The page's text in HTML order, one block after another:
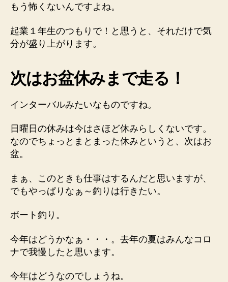
もう怖くないんですよね。
起業１年生のつもりで！と思うと、それだけで気
分が盛り上がります。
次はお盆休みまで走る！
インターバルみたいなものですね。
日曜日の休みは今はさほど休みらしくないです。
なのでちょっとまとまった休みというと、次はお
盆。
まぁ、このときも仕事はするんだと思いますが、
でもやっぱりなぁ～釣りは行きたい。
ボート釣り。
今年はどうかなぁ・・・。去年の夏はみんなコロ
ナで我慢したと思います。
今年はどうなのでしょうね。